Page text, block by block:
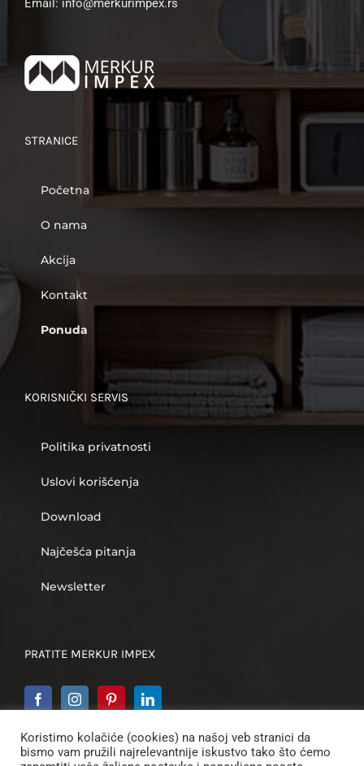
Email: info@merkurimpex.rs
STRANICE
Početna
O nama
Akcija
Kontakt
Ponuda
KORISNIČKI SERVIS
Politika privatnosti
Uslovi korišćenja
Download
Najčešća pitanja
Newsletter
PRATITE MERKUR IMPEX
Koristimo kolačiće (cookies) na našoj veb stranici da
bismo vam pružili najrelevantnije iskustvo tako što ćemo